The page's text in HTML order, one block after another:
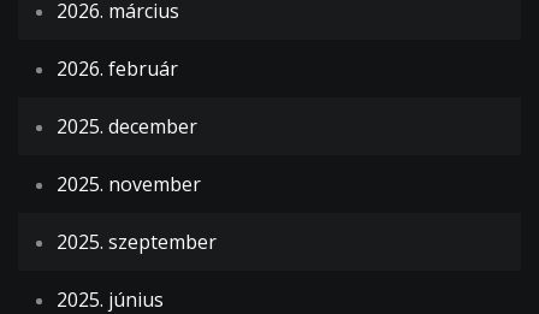
2026. március
2026. február
2025. december
2025. november
2025. szeptember
2025. június